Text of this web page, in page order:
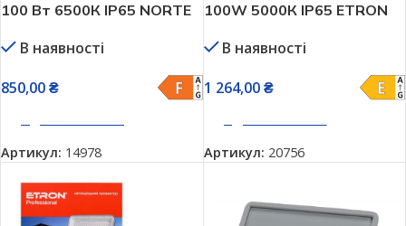
100 Вт 6500К IP65 NORTE
В наявності
850,00₴
Артикул: 14978
100W 5000К IP65 ETRON
В наявності
1 264,00₴
Артикул: 20756